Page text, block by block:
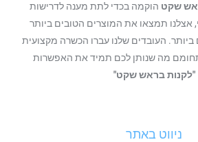
שקט הוקמה בכדי לתת מענה לדרישות
אצלנו תמצאו את המוצרים הטובים ביותר
ביותר. העובדים שלנו עברו הכשרה מקצועית
בתחומם מה שנותן לכם תמיד את האפשרות
"לקנות בראש שקט"
ניווט באתר